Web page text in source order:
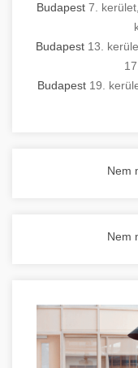
Budapest 7. kerület,
Budapest 13.
Budapest 19.
Nem
Nem